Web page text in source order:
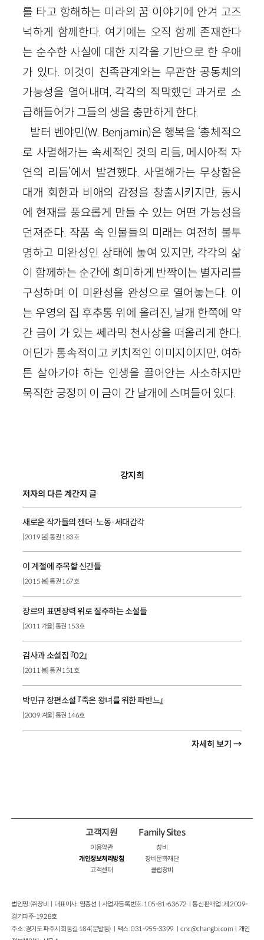
를 타고 항해하는 미라의 꿈 이야기에 안겨 고즈
넉하게 함께한다. 여기에는 오직 함께 존재한다
는 순수한 사실에 대한 지각을 기반으로 한 우애
가 있다. 이것이 친족관계와는 무관한 공동체의
가능성을 열어내며, 각각의 적막했던 과거로 소
급해들어가 그들의 생을 충만하게 한다.
발터 벤야민(W. Benjamin)은 행복을 ‘총체적으
로 사멸해가는 속세적인 것의 리듬, 메시아적 자
연의 리듬’에서 발견했다. 사멸해가는 무상함은
대개 회한과 비애의 감정을 창출시키지만, 동시
에 현재를 풍요롭게 만들 수 있는 어떤 가능성을
던져준다. 작품 속 인물들의 미래는 여전히 불투
명하고 미완성인 상태에 놓여 있지만, 각각의 삶
이 함께하는 순간에 희미하게 반짝이는 별자리를
구성하며 이 미완성을 완성으로 열어놓는다. 이
는 우영의 집 후추통 위에 올려진, 날개 한쪽에 약
간 금이 가 있는 쎄라믹 천사상을 떠올리게 한다.
어딘가 통속적이고 키치적인 이미지이지만, 여하
튼 살아가야 하는 인생을 끌어안는 사소하지만
묵직한 긍정이 이 금이 간 날개에 스며들어 있다.
강지희
저자의 다른 계간지 글
새로운 작가들의 젠더·노동·세대감각
[2019 봄] 통권 183호
이 계절에 주목할 신간들
[2015 봄] 통권 167호
장르의 표면장력 위로 질주하는 소설들
[2011 가을] 통권 153호
김사과 소설집 『02』
[2011 봄] 통권 151호
박민규 장편소설 『죽은 왕녀를 위한 파반느』
[2009 겨울] 통권 146호
자세히 보기 →
고객지원
이용약관
개인정보처리방침
고객센터
Family Sites
창비
창비문화재단
클럽창비
법인명 : ㈜창비ㅣ대표이사 : 염종선ㅣ사업자등록번호 : 105-81-63672ㅣ통신판매업 : 제 2009-
경기파주-1928호
주소 : 경기도 파주시 회동길 184(문발동)ㅣ팩스 : 031-955-3399 ㅣcnc@changbi.com ㅣ개인